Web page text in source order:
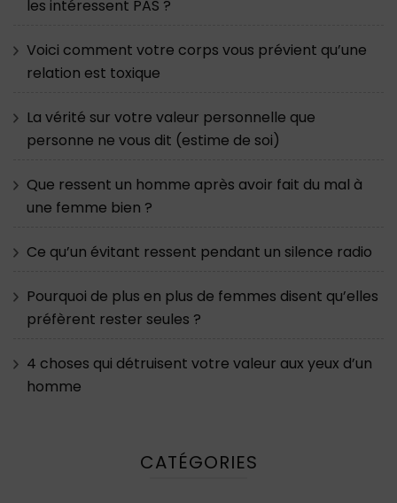
les intéressent PAS ?
Voici comment votre corps vous prévient qu’une
relation est toxique
La vérité sur votre valeur personnelle que
personne ne vous dit (estime de soi)
Que ressent un homme après avoir fait du mal à
une femme bien ?
Ce qu’un évitant ressent pendant un silence radio
Pourquoi de plus en plus de femmes disent qu’elles
préfèrent rester seules ?
4 choses qui détruisent votre valeur aux yeux d’un
homme
CATÉGORIES